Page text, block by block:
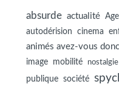
absurde actualité
autodérision cinema
animés avez-vous
image mobilité nostalgie
publique
société